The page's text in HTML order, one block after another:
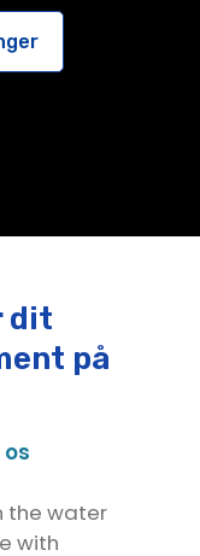
dit
på
os
the water
with